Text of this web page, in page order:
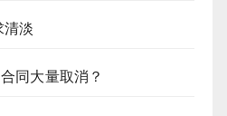
清淡
同大量取消？